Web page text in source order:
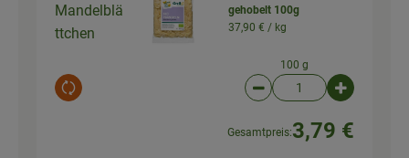
Mandelblä
ttchen
Auswahl ändern
gehobelt 100g
37,90 € / kg
100 g
Artikelanzahl
Gesamtpreis:3,79 €